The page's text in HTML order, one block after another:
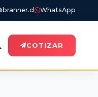
WhatsApp
COTIZAR